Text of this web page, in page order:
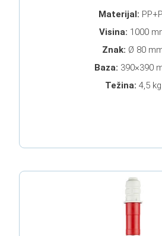
Materijal:
Visina: 1000
Znak: Ø 80
Baza: 390×390
Težina: 4,5 kg